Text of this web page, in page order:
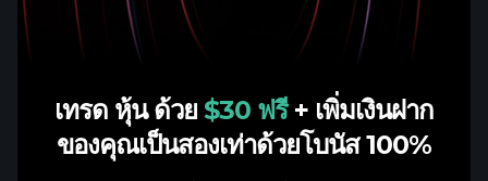
เทรด หุ้น ด้วย $30 ฟรี + เพิ่มเงินฝาก
ของคุณเป็นสองเท่าด้วยโบนัส 100%